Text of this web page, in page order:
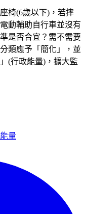
椅(6歲以下)，若摔
動輔助自行車並沒有
是否合宜？需不需要
類應予「簡化」，並
(行政能量)，擴大監
量